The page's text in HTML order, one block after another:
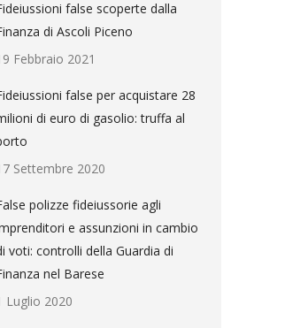
false scoperte dalla
di Ascoli Piceno
Febbraio 2021
false per acquistare 28
di euro di gasolio: truffa al
Settembre 2020
polizze fideiussorie agli
e assunzioni in cambio
voti: controlli della Guardia di
nel Barese
Luglio 2020